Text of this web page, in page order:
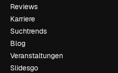
Reviews
Karriere
Suchtrends
Blog
Veranstaltungen
Slidesgo